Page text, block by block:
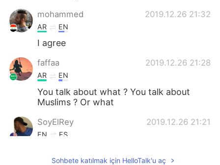
mohammed 2019.12.26 21:32
AR EN
I agree
faffaa 2019.12.26 21:28
AR EN
You talk about what ? You talk about
Muslims ? Or what
SoyElRey 2019.12.26 21:21
EN ES
Sohbete katılmak için HelloTalk'u aç